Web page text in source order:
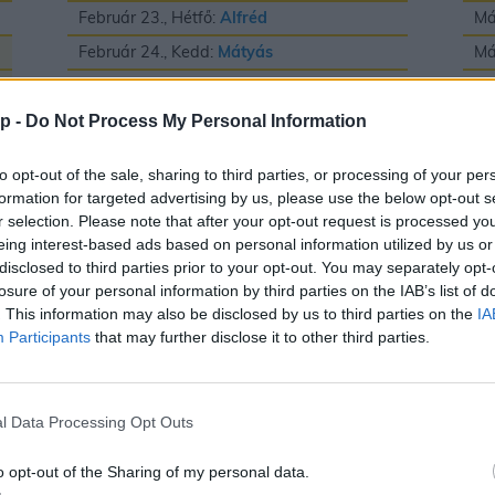
- Do Not Process My Personal Information
opt-out of the sale, sharing to third parties, or processing of your
for targeted advertising by us, please use the below opt-out
selection. Please note that after your opt-out request is processed
interest-based ads based on personal information utilized by us
to third parties prior to your opt-out. You may separately
of your personal information by third parties on the IAB’s list of
This information may also be disclosed by us to third parties on the
Participants that may further disclose it to other third parties.
Data Processing Opt Outs
opt-out of the Sharing of my personal data.
Február 23., Hétfő: Alfréd
Február 24., Kedd: Mátyás
Február 25., Szerda:Géza
Február 26., Csütörtök:Edina
Február 28., Szombat:
Elemér
Május 2., Szombat:Zsigmond